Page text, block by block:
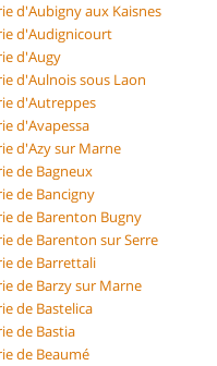
d'Aubigny aux Kaisnes
d'Audignicourt
d'Augy
d'Aulnois sous Laon
d'Autreppes
d'Avapessa
d'Azy sur Marne
de Bagneux
de Bancigny
de Barenton Bugny
de Barenton sur Serre
de Barrettali
de Barzy sur Marne
de Bastelica
de Bastia
de Beaumé